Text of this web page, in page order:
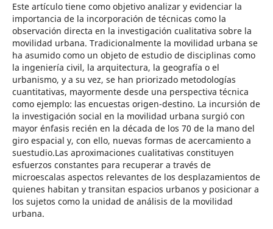
Este artículo tiene como objetivo analizar y evidenciar la
importancia de la incorporación de técnicas como la
observación directa en la investigación cualitativa sobre la
movilidad urbana. Tradicionalmente la movilidad urbana se
ha asumido como un objeto de estudio de disciplinas como
la ingeniería civil, la arquitectura, la geografía o el
urbanismo, y a su vez, se han priorizado metodologías
cuantitativas, mayormente desde una perspectiva técnica
como ejemplo: las encuestas origen-destino. La incursión de
la investigación social en la movilidad urbana surgió con
mayor énfasis recién en la década de los 70 de la mano del
giro espacial y, con ello, nuevas formas de acercamiento a
suestudio.Las aproximaciones cualitativas constituyen
esfuerzos constantes para recuperar a través de
microescalas aspectos relevantes de los desplazamientos de
quienes habitan y transitan espacios urbanos y posicionar a
los sujetos como la unidad de análisis de la movilidad
urbana.